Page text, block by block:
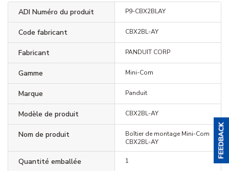
ADI Numéro du produit P9-CBX2BLAY
Code fabricant CBX2BL-AY
Fabricant PANDUIT CORP
Gamme Mini-Com
Marque Panduit
Modèle de produit CBX2BL-AY
Nom de produit
Boîtier de montage Mini-Com
CBX2BL-AY
Quantité emballée 1